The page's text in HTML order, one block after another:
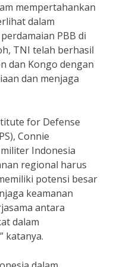
mempertahankan
dalam
PBB di
TNI telah berhasil
dan Kongo dengan
dan menjaga
for Defense
Connie
Indonesia
regional harus
potensi besar
keamanan
antara
dalam
katanya.